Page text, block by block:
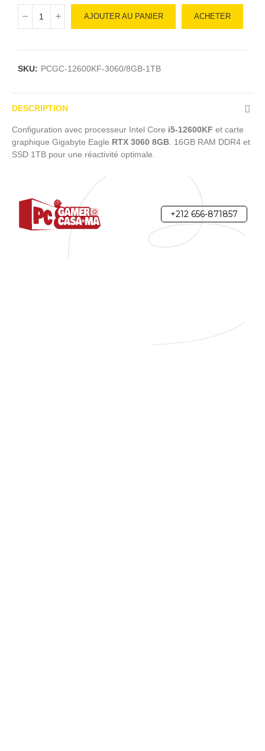
AJOUTER AU PANIER ACHETER
SKU: PCGC-12600KF-3060/8GB-1TB
DESCRIPTION
Configuration avec processeur Intel Core i5-12600KF et carte
graphique Gigabyte Eagle RTX 3060 8GB . 16GB RAM DDR4 et
SSD 1TB pour une réactivité optimale.
+212 656-871857